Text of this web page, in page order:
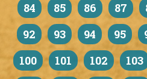
84
85 86 87
92
93 94 95
100
101 102 103